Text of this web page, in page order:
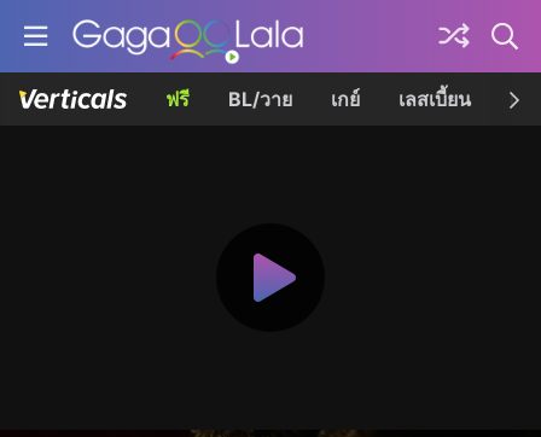
ฟรี BL/วาย เกย์ เลสเบี้ยน เค